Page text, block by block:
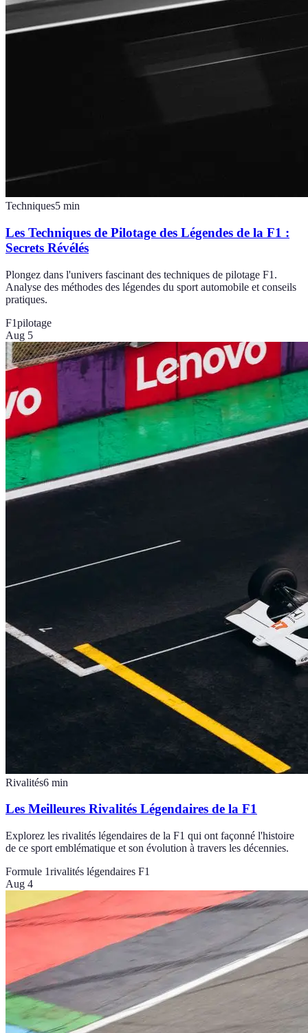
Techniques5 min
Les Techniques de Pilotage des Légendes de la F1 :
Secrets Révélés
Plongez dans l'univers fascinant des techniques de pilotage F1.
Analyse des méthodes des légendes du sport automobile et conseils
pratiques.
F1pilotage
Aug 5
Rivalités6 min
Les Meilleures Rivalités Légendaires de la F1
Explorez les rivalités légendaires de la F1 qui ont façonné l'histoire
de ce sport emblématique et son évolution à travers les décennies.
Formule 1rivalités légendaires F1
Aug 4